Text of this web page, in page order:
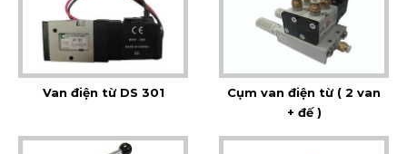
Van điện từ DS 301
Cụm van điện từ ( 2 van
+ đế )